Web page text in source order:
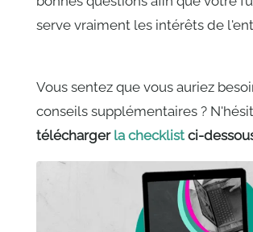
serve vraiment les intérêts de
Vous sentez que vous auriez
conseils supplémentaires ?
télécharger la checklistci-